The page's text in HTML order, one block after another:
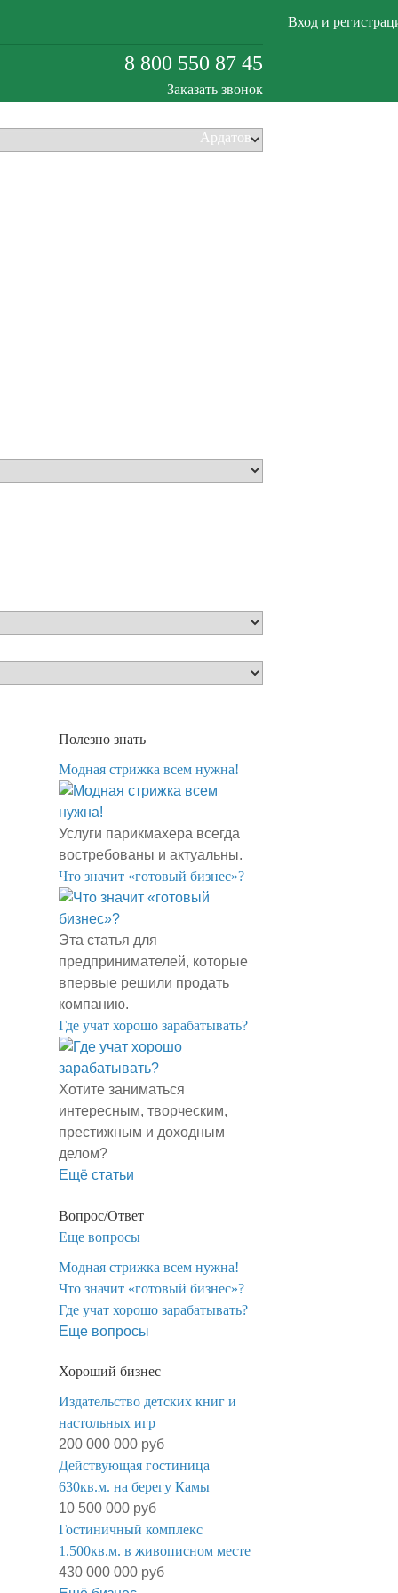
Ардатов
Вход и
8 800 550 87 45
Заказать звонок
Полезно знать
Модная стрижка всем нужна!
Услуги парикмахера всегда
востребованы и актуальны.
​Что значит «готовый бизнес»?
Эта статья для
предпринимателей, которые
впервые решили продать
компанию.
​Где учат хорошо зарабатывать?
Хотите заниматься
интересным, творческим,
престижным и доходным
делом?
Ещё статьи
Вопрос/Ответ
Еще вопросы
Модная стрижка всем нужна!
​Что значит «готовый бизнес»?
​Где учат хорошо зарабатывать?
Еще вопросы
Хороший бизнес
Издательство детских книг и
настольных игр
200 000 000 руб
Действующая гостиница
630кв.м. на берегу Камы
10 500 000 руб
Гостиничный комплекс
1.500кв.м. в живописном месте
430 000 000 руб